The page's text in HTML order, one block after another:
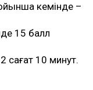
кемінде –
15 балл
сағат 10 минут.